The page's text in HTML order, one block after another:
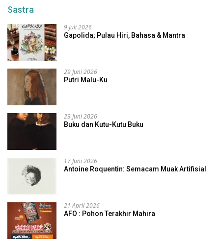
Sastra
9 Juli 2026
Gapolida; Pulau Hiri, Bahasa & Mantra
29 Juni 2026
Putri Malu-Ku
23 Juni 2026
Buku dan Kutu-Kutu Buku
17 Juni 2026
Antoine Roquentin: Semacam Muak Artifisial
21 April 2026
AFO : Pohon Terakhir Mahira